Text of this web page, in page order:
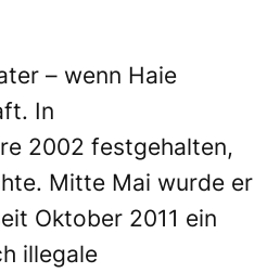
– wenn Haie
In
2002 festgehalten,
Mitte Mai wurde er
Oktober 2011 ein
illegale